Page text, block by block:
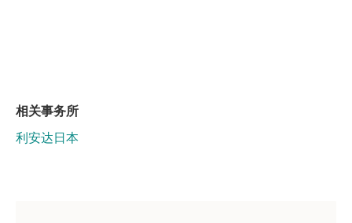
相关事务所
利安达日本